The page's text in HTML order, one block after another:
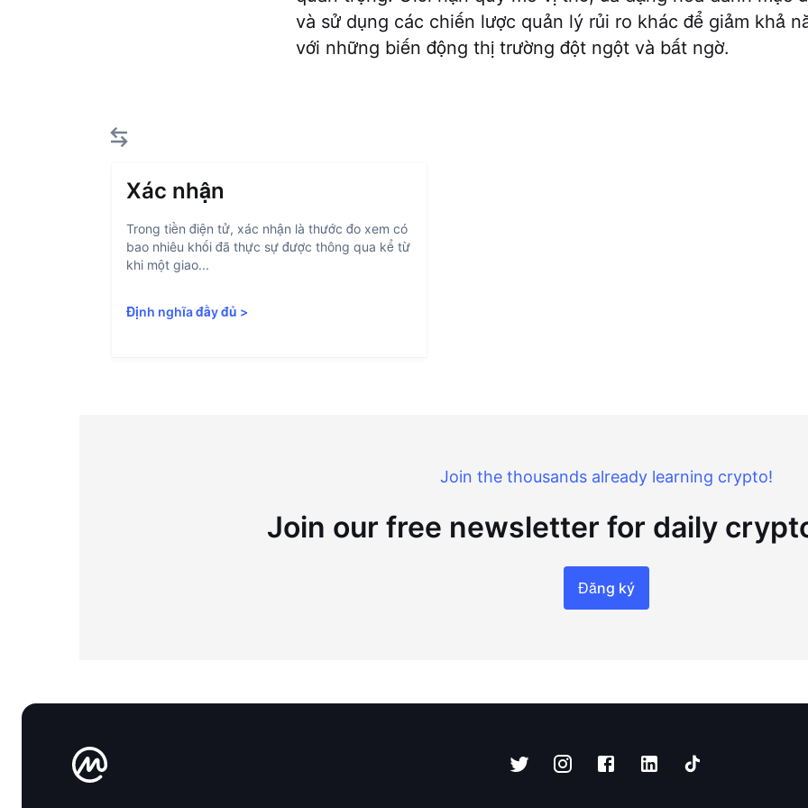
và sử dụng các chiến lược quản lý rủi ro khác để giảm khả
với những biến động thị trường đột ngột và bất ngờ.
Xác nhận
Trong tiền điện tử, xác nhận là thước đo xem có
bao nhiêu khối đã thực sự được thông qua kể từ
khi một giao...
Định nghĩa đầy đủ >
Join the thousands already learning crypto!
Join our free newsletter for daily
Đăng ký